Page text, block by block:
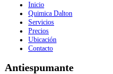
Inicio
Quimica Dalton
Servicios
Precios
Ubicación
Contacto
Antiespumante